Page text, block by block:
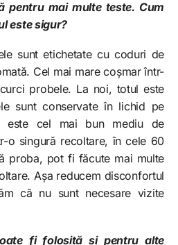
pentru mai multe teste. Cum
este sigur?
sunt etichetate cu coduri de
Cel mai mare coșmar într-
probele. La noi, totul este
sunt conservate în lichid pe
este cel mai bun mediu de
o singură recoltare, în cele 60
proba, pot fi făcute mai multe
Așa reducem disconfortul
că nu sunt necesare vizite
fi folosită și pentru alte